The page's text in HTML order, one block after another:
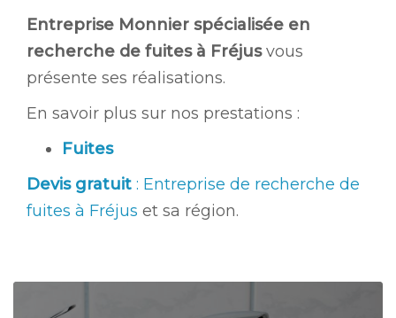
Entreprise Monnier spécialisée en
recherche de fuites à Fréjusvous
présente ses réalisations.
En savoir plus sur nos prestations :
Fuites
Devis gratuit : Entreprise de recherche de
fuites à Fréjus et sa région.